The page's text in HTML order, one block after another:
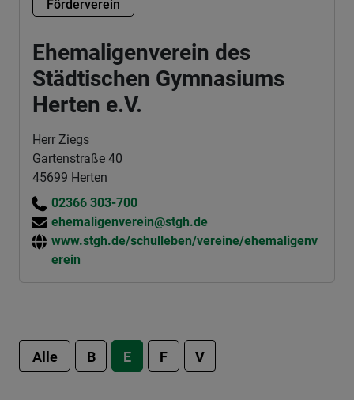
Förderverein
Ehemaligenverein des
Städtischen Gymnasiums
Herten e.V.
Herr Ziegs
Gartenstraße 40
45699 Herten
02366 303-700
ehemaligenverein@stgh.de
www.stgh.de/schulleben/vereine/ehemaligenv
erein
Alle B E F V